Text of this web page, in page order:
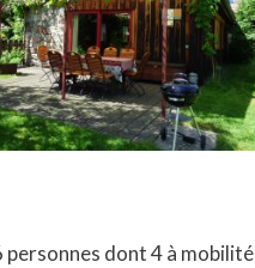
personnes dont 4 à mobilité